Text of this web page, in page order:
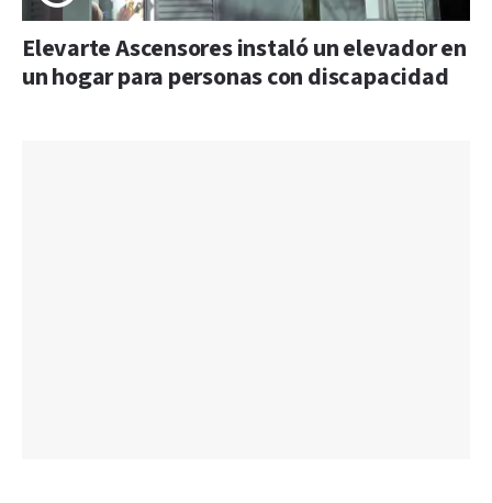
Elevarte Ascensores instaló un elevador en
un hogar para personas con discapacidad